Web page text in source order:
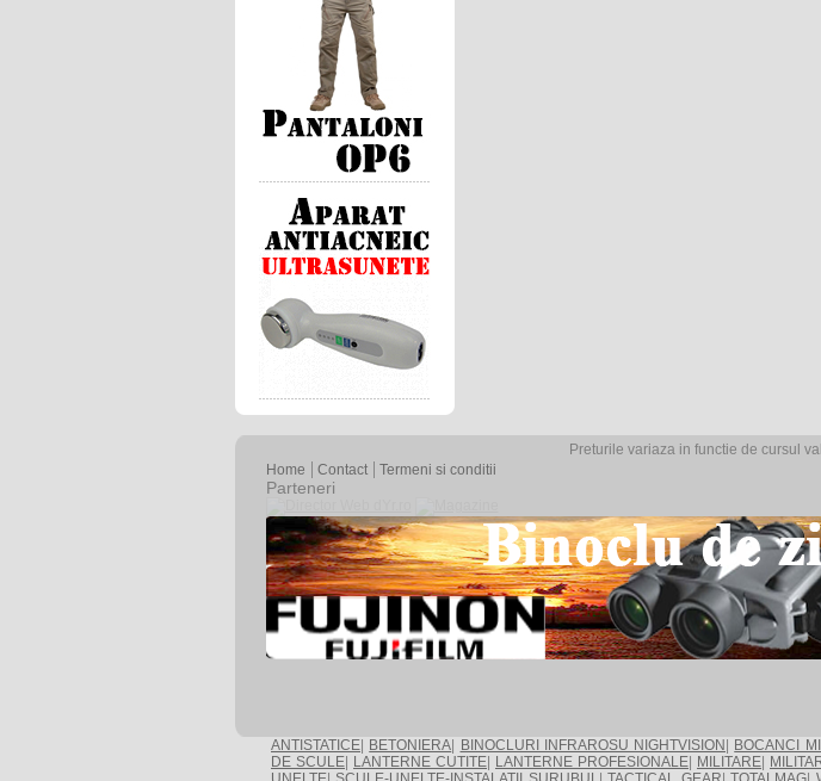
Preturile variaza in functie de cursul
Home
Contact Termeni si conditii
Parteneri
ANTISTATICE BETONIERA BINOCLURI INFRAROSU NIGHTVISION BOCANCI
DE SCULE
LANTERNE CUTITE LANTERNE PROFESIONALE MILITARE